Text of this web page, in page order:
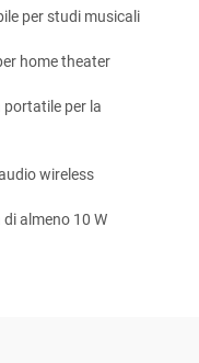
per studi musicali
home theater
per la
wireless
almeno 10 W